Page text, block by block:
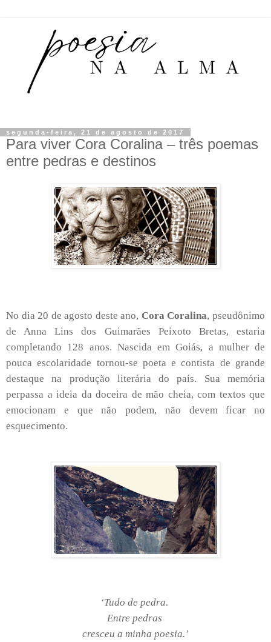
segunda-feira, 21 de agosto de 2017
Para viver Cora Coralina – três poemas
entre pedras e destinos
No dia 20 de agosto deste ano, Cora Coralina, pseudônimo
de Anna Lins dos Guimarães Peixoto Bretas, estaria
completando 128 anos. Nascida em Goiás, a mulher de
pouca escolaridade tornou-se poeta e contista de grande
destaque na produção literária do país. Sua memória
perpassa a ideia da doceira de mão cheia, com textos que
emocionam e que não podem, não devem ficar no
esquecimento.
‘Tudo de pedra.
Entre pedras
cresceu a minha poesia.’